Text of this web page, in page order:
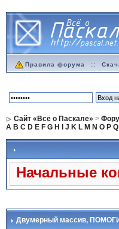
Правила форума ::
Сайт «Всё о Паскале» >
A B C D E F G H J K L M N O P Q
Начальные
Двумерный массив,